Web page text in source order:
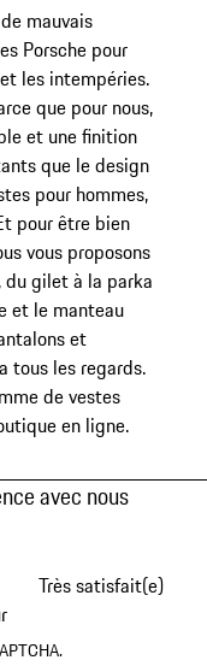
mauvais
Porsche pour
les intempéries.
que pour nous,
et une finition
que le design
pour hommes,
pour être bien
vous proposons
du gilet à la parka
et le manteau
et
tous les regards.
de vestes
en ligne.
avec nous
Très satisfait(e)